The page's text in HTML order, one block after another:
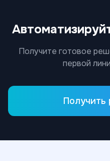
Получите готовое
первой
Получить